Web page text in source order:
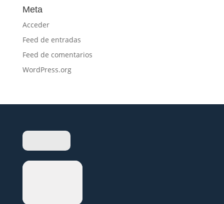
Meta
Acceder
Feed de entradas
Feed de comentarios
WordPress.org